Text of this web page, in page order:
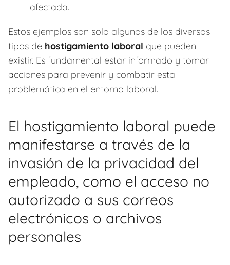
afectada.
Estos ejemplos son solo algunos de los diversos
tipos de hostigamiento laboral que pueden
existir. Es fundamental estar informado y tomar
acciones para prevenir y combatir esta
problemática en el entorno laboral.
El hostigamiento laboral puede
manifestarse a través de la
invasión de la privacidad del
empleado, como el acceso no
autorizado a sus correos
electrónicos o archivos
personales